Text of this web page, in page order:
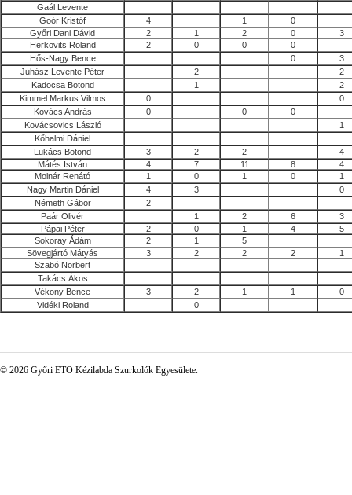
Gaál Levente
Goór Kristóf
4 1
0
Győri Dani Dávid
2 1 2 0
3
Herkovits Roland
2 0 0
0
Hős-Nagy Bence
0
3
Juhász Levente Péter
2
2
Kadocsa Botond
1
2
Kimmel Markus Vilmos
0
0
Kovács András
0 0
0
Kovácsovics László
1
Kőhalmi Dániel
Lukács Botond
3 2 2
4
Mátés István
4 7 11 8
4
Molnár Renátó
1 0 1 0
1
Nagy Martin Dániel
4 3
0
Németh Gábor
2
Paár Olivér
1 2 6
3
Pápai Péter
2 0 1 4
5
Sokoray Ádám
2 1
5
Sövegjártó Mátyás
3 2 2 2
1
Szabó Norbert
Takács Ákos
Vékony Bence
3 2 1 1
0
Vidéki Roland
0
© 2026 Győri ETO Kézilabda Szurkolók Egyesülete.